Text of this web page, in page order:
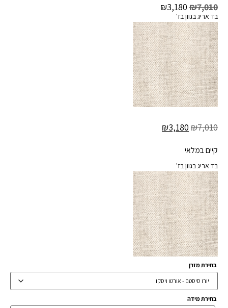
₪7,010
₪3,180
קיים במלאי
בד אריג בגוון בז'
בחירת מזרן
בחירת מידה
₪7,010
₪3,180
בד אריג בגוון בז'